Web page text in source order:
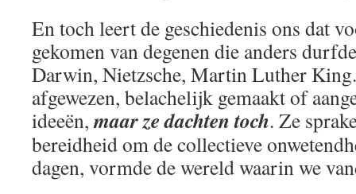
En toch leert de geschiedenis ons dat
gekomen van degenen die anders
Darwin, Nietzsche, Martin Luther
afgewezen, belachelijk gemaakt of
ideeën,maar ze dachten toch. Ze
bereidheid om de collectieve
dagen, vormde de wereld waarin we